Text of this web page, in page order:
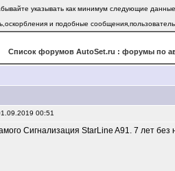
указывать как минимум следующие
и подобные
Список форумов AutoSet.ru : форумы по
00:51
Сигнализация StarLine A91. 7 лет без